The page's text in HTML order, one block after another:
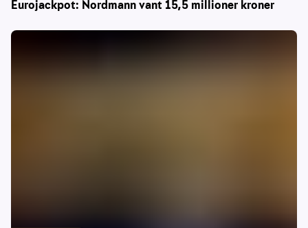
Eurojackpot: Nordmann vant 15,5 millioner kroner